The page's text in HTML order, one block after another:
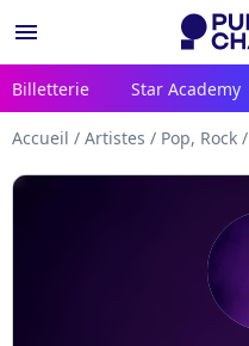
menu
Billetterie Star Academy
Accueil / Artistes / Pop, Rock /